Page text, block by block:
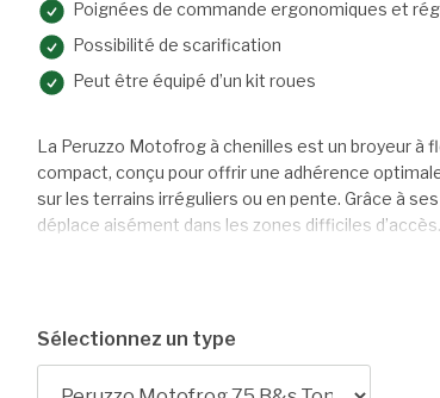
Poignées de commande ergonomiques et
Possibilité de scarification
Peut être équipé d’un kit roues
La Peruzzo Motofrog à chenilles est un broyeur à
compact, conçu pour offrir une adhérence
sur les terrains irréguliers ou en pente. Grâce à
déplace aisément dans les zones difficiles
espaces verts où la motricité et la maniabilité sont
Sélectionnez un type